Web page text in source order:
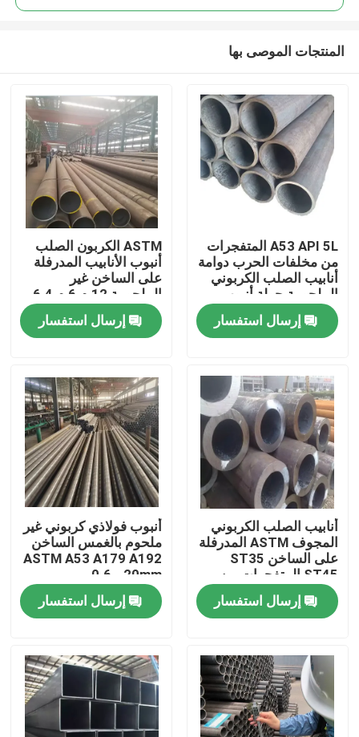
مسكن
منتجات
معلومات عنا
جولة في المعمل
مراقبة الجودة
اتصل بنا
اطلب اقتباس
لوحة معدنية من الفولاذ المقاوم للصدأ
ورقة لوحة الكربون الصلب
المنتجات الموصى بها
A53 API 5L المتفجرات
من مخلفات الحرب دوامة
أنابيب الصلب الكربوني
الملحومة جولة أنبوب
المدرفلة على الساخن
0.8 مم
إرسال استفسار
ASTM الكربون الصلب
أنبوب الأنابيب المدرفلة
على الساخن غير
الملحومة 12 م 6 م 6.4
م المتفجرات من
مخلفات الحرب
إرسال استفسار
أنابيب الصلب الكربوني
المجوف ASTM المدرفلة
على الساخن ST35
ST45 المتفجرات من
مخلفات الحرب 0.8 - 30
ملم
إرسال استفسار
أنبوب فولاذي كربوني غير
ملحوم بالغمس الساخن
ASTM A53 A179 A192
0.6 - 20mm
إرسال استفسار